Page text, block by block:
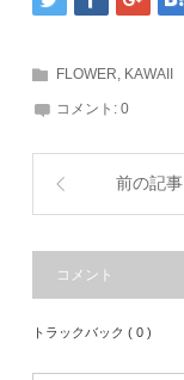
FLOWER, KAWAII
コメント:0
前の記事
コメント
トラックバック ( 0 )